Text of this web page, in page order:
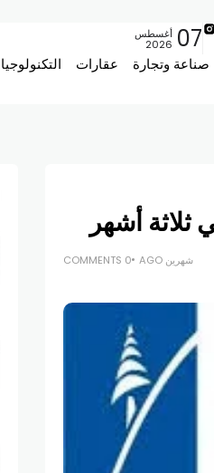
صناعة وتجارة عقارات التكنولوجيا
07 أغسطس
2026
شهرين AGO 0 COMMENTS